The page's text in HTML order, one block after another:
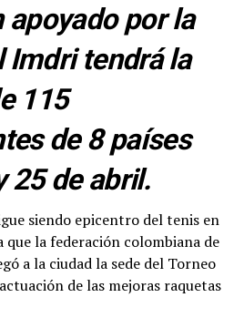
apoyado por la
Imdri tendrá la
115
de 8 países
25 de abril.
siendo epicentro del tenis en
que la federación colombiana de
a la ciudad la sede del Torneo
de las mejoras raquetas